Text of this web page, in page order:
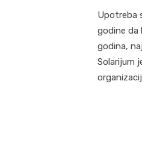
Upotreba
godine da
godina,
Solarijum